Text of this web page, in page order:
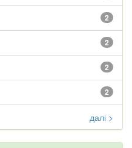
2
2
2
2
далі >